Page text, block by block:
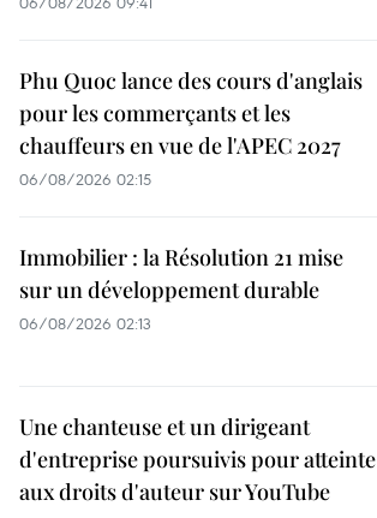
Phu Quoc lance des cours d'anglais
pour les commerçants et les
chauffeurs en vue de l'APEC 2027
06/08/2026 02:15
Immobilier : la Résolution 21 mise
sur un développement durable
06/08/2026 02:13
Une chanteuse et un dirigeant
d'entreprise poursuivis pour atteinte
aux droits d'auteur sur YouTube